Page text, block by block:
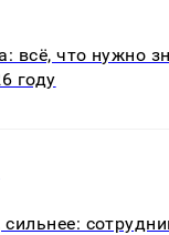
всё, что нужно
году